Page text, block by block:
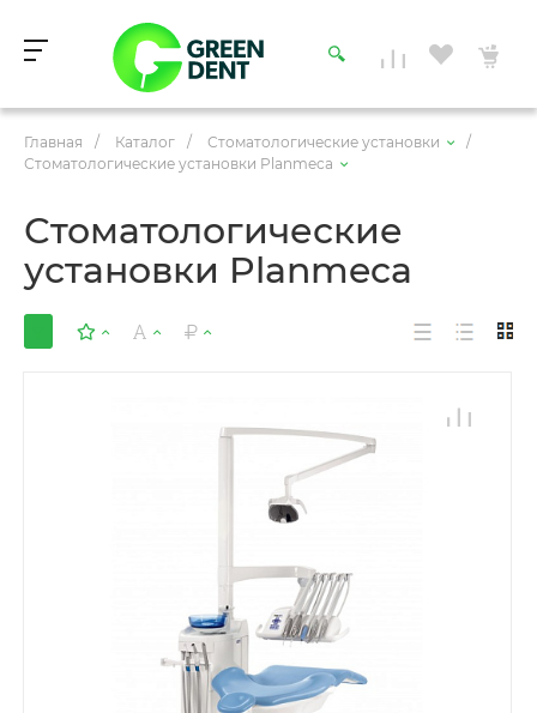
Главная / Каталог / Стоматологические установки
/
Стоматологические установки Planmeca
Стоматологические
установки Planmeca